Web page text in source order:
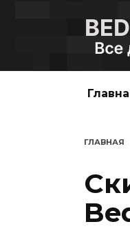
ГЛАВНАЯ